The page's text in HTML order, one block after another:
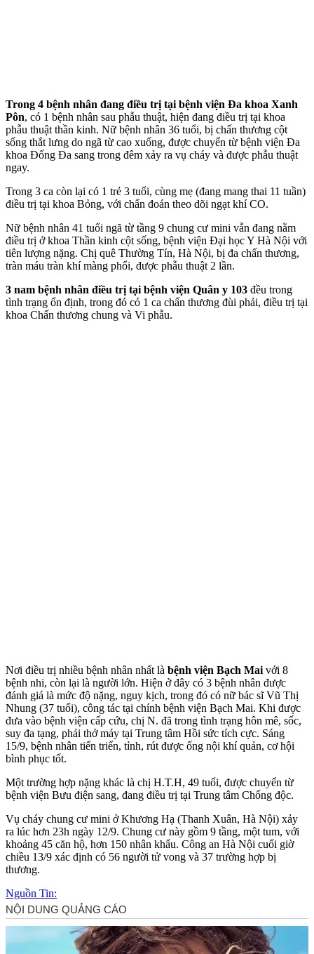
Trong 4 bệnh nhân đang điều trị tại bệnh viện Đa khoa Xanh
Pôn, có 1 bệnh nhân sau phẫu thuật, hiện đang điều trị tại khoa
phẫu thuật thần kinh. Nữ bệnh nhân 36 tuổi, bị chấn thương cột
sống thắt lưng do ngã từ cao xuống, được chuyển từ bệnh viện Đa
khoa Đống Đa sang trong đêm xảy ra vụ cháy và được phẫu thuật
ngay.
Trong 3 ca còn lại có 1 trẻ 3 tuổi, cùng mẹ (đang mang thai 11 tuần)
điều trị tại khoa Bỏng, với chẩn đoán theo dõi ngạt khí CO.
Nữ bệnh nhân 41 tuổi ngã từ tầng 9 chung cư mini vẫn đang nằm
điều trị ở khoa Thần kinh cột sống, bệnh viện Đại học Y Hà Nội với
tiên lượng nặng. Chị quê Thường Tín, Hà Nội, bị đa chấn thương,
tràn máu tràn khí màng phổi, được phẫu thuật 2 lần.
3 nam bệnh nhân điều trị tại bệnh viện Quân y 103 đều trong
tình trạng ổn định, trong đó có 1 ca chấn thương đùi phải, điều trị tại
khoa Chấn thương chung và Vi phẫu.
Nơi điều trị nhiều bệnh nhân nhất là bệnh viện Bạch Mai với 8
bệnh nhi, còn lại là người lớn. Hiện ở đây có 3 bệnh nhân được
đánh giá là mức độ nặng, nguy kịch, trong đó có nữ bác sĩ Vũ Thị
Nhung (37 tuổi), công tác tại chính bệnh viện Bạch Mai. Khi được
đưa vào bệnh viện cấp cứu, chị N. đã trong tình trạng hôn mê, sốc,
suy đa tạng, phải thở máy tại Trung tâm Hồi sức tích cực. Sáng
15/9, bệnh nhân tiến triển, tỉnh, rút được ống nội khí quản, cơ hội
bình phục tốt.
Một trường hợp nặng khác là chị H.T.H, 49 tuổi, được chuyển từ
bệnh viện Bưu điện sang, đang điều trị tại Trung tâm Chống độc.
Vụ cháy chung cư mini ở Khương Hạ (Thanh Xuân, Hà Nội) xảy
ra lúc hơn 23h ngày 12/9. Chung cư này gồm 9 tầng, một tum, với
khoảng 45 căn hộ, hơn 150 nhân khẩu. Công an Hà Nội cuối giờ
chiều 13/9 xác định có 56 người t‌ử von‌g và 37 trường hợp bị
thương.
Nguồn Tin: